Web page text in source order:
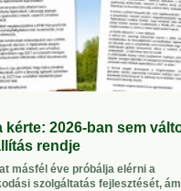
kérte: 2026-ban sem
rendje
másfél éve próbálja elérni a
szolgáltatás fejlesztését,